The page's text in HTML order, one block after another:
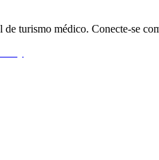
turismo médico. Conecte-se